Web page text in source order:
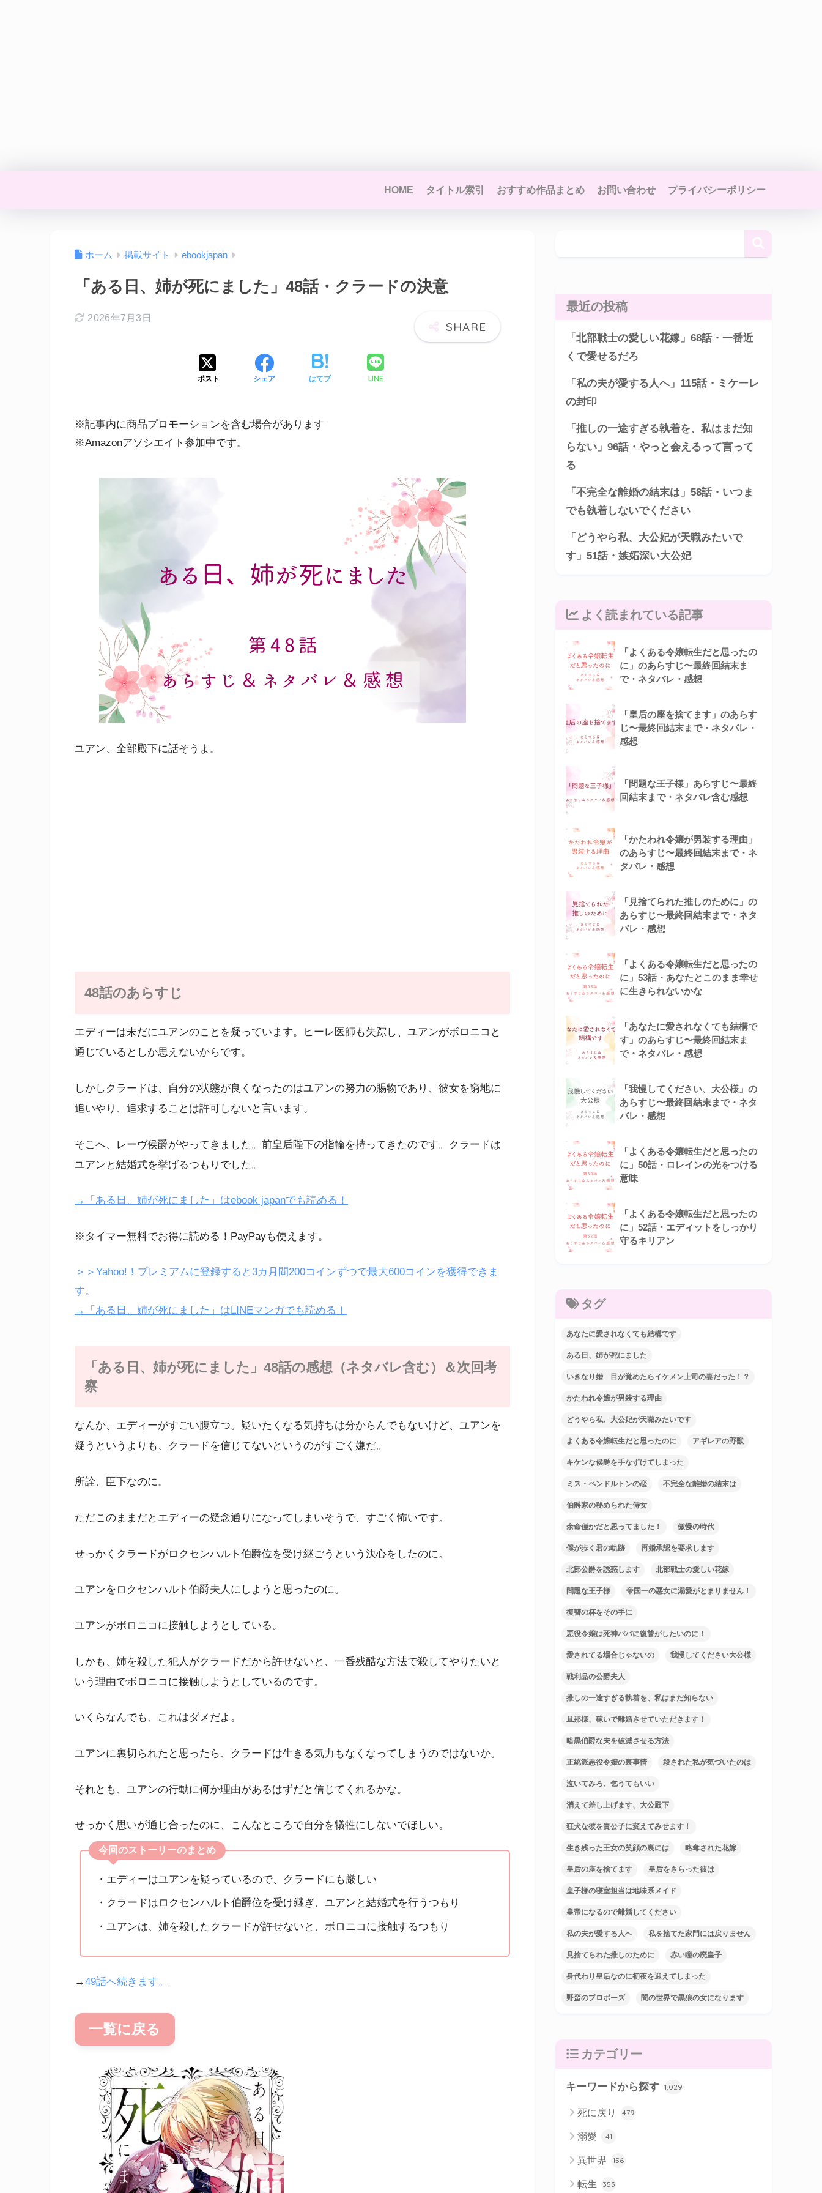
HOME タイトル索引 おすすめ作品まとめ お問い合わせ プライバシーポリシー
ホーム 掲載サイト ebookjapan
「ある日、姉が死にました」48話・クラードの決意
2026年7月3日
ポスト シェア はてブ LINE
※記事内に商品プロモーションを含む場合があります
※Amazonアソシエイト参加中です。
ユアン、全部殿下に話そうよ。
48話のあらすじ
エディーは未だにユアンのことを疑っています。ヒーレ医師も失踪し、ユアンがボロニコと
通じているとしか思えないからです。
しかしクラードは、自分の状態が良くなったのはユアンの努力の賜物であり、彼女を窮地に
追いやり、追求することは許可しないと言います。
そこへ、レーヴ侯爵がやってきました。前皇后陛下の指輪を持ってきたのです。クラードは
ユアンと結婚式を挙げるつもりでした。
→「ある日、姉が死にました」はebook japanでも読める！
※タイマー無料でお得に読める！PayPayも使えます。
＞＞Yahoo!！プレミアムに登録すると3カ月間200コインずつで最大600コインを獲得できま
す。
→「ある日、姉が死にました」はLINEマンガでも読める！
「ある日、姉が死にました」48話の感想（ネタバレ含む）＆次回考
察
なんか、エディーがすごい腹立つ。疑いたくなる気持ちは分からんでもないけど、ユアンを
疑うというよりも、クラードを信じてないというのがすごく嫌だ。
所詮、臣下なのに。
ただこのままだとエディーの疑念通りになってしまいそうで、すごく怖いです。
せっかくクラードがロクセンハルト伯爵位を受け継ごうという決心をしたのに。
ユアンをロクセンハルト伯爵夫人にしようと思ったのに。
ユアンがボロニコに接触しようとしている。
しかも、姉を殺した犯人がクラードだから許せないと、一番残酷な方法で殺してやりたいと
いう理由でボロニコに接触しようとしているのです。
いくらなんでも、これはダメだよ。
ユアンに裏切られたと思ったら、クラードは生きる気力もなくなってしまうのではないか。
それとも、ユアンの行動に何か理由があるはずだと信じてくれるかな。
せっかく思いが通じ合ったのに、こんなところで自分を犠牲にしないでほしい。
今回のストーリーのまとめ
・エディーはユアンを疑っているので、クラードにも厳しい
・クラードはロクセンハルト伯爵位を受け継ぎ、ユアンと結婚式を行うつもり
・ユアンは、姉を殺したクラードが許せないと、ボロニコに接触するつもり
→49話へ続きます。
一覧に戻る
最近の投稿
「北部戦士の愛しい花嫁」68話・一番近
くで愛せるだろ
「私の夫が愛する人へ」115話・ミケーレ
の封印
「推しの一途すぎる執着を、私はまだ知
らない」96話・やっと会えるって言って
る
「不完全な離婚の結末は」58話・いつま
でも執着しないでください
「どうやら私、大公妃が天職みたいで
す」51話・嫉妬深い大公妃
よく読まれている記事
「よくある令嬢転生だと思ったの
に」のあらすじ〜最終回結末ま
で・ネタバレ・感想
「皇后の座を捨てます」のあらす
じ〜最終回結末まで・ネタバレ・
感想
「問題な王子様」あらすじ〜最終
回結末まで・ネタバレ含む感想
「かたわれ令嬢が男装する理由」
のあらすじ〜最終回結末まで・ネ
タバレ・感想
「見捨てられた推しのために」の
あらすじ〜最終回結末まで・ネタ
バレ・感想
「よくある令嬢転生だと思ったの
に」53話・あなたとこのまま幸せ
に生きられないかな
「あなたに愛されなくても結構で
す」のあらすじ〜最終回結末ま
で・ネタバレ・感想
「我慢してください、大公様」の
あらすじ〜最終回結末まで・ネタ
バレ・感想
「よくある令嬢転生だと思ったの
に」50話・ロレインの光をつける
意味
「よくある令嬢転生だと思ったの
に」52話・エディットをしっかり
守るキリアン
タグ
あなたに愛されなくても結構です
ある日、姉が死にました
いきなり婚 目が覚めたらイケメン上司の妻だった！？
かたわれ令嬢が男装する理由
どうやら私、大公妃が天職みたいです
よくある令嬢転生だと思ったのに アギレアの野獣
キケンな侯爵を手なずけてしまった
ミス・ペンドルトンの恋 不完全な離婚の結末は
伯爵家の秘められた侍女
余命僅かだと思ってました！ 傲慢の時代
僕が歩く君の軌跡 再婚承認を要求します
北部公爵を誘惑します 北部戦士の愛しい花嫁
問題な王子様 帝国一の悪女に溺愛がとまりません！
復讐の杯をその手に
悪役令嬢は死神パパに復讐がしたいのに！
愛されてる場合じゃないの 我慢してください大公様
戦利品の公爵夫人
推しの一途すぎる執着を、私はまだ知らない
旦那様、稼いで離婚させていただきます！
暗黒伯爵な夫を破滅させる方法
正統派悪役令嬢の裏事情 殺された私が気づいたのは
泣いてみろ、乞うてもいい
消えて差し上げます、大公殿下
狂犬な彼を貴公子に変えてみせます！
生き残った王女の笑顔の裏には 略奪された花嫁
皇后の座を捨てます 皇后をさらった彼は
皇子様の寝室担当は地味系メイド
皇帝になるので離婚してください
私の夫が愛する人へ 私を捨てた家門には戻りません
見捨てられた推しのために 赤い瞳の廃皇子
身代わり皇后なのに初夜を迎えてしまった
野蛮のプロポーズ 闇の世界で黒狼の女になります
カテゴリー
キーワードから探す 1,029
死に戻り 479
溺愛 41
異世界 156
転生 353